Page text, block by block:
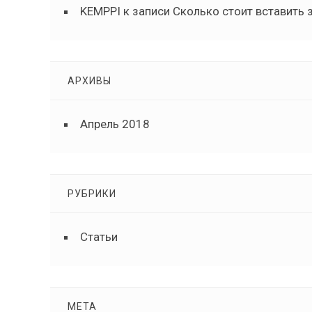
KEMPPI к записи Сколько стоит вставить
АРХИВЫ
Апрель 2018
РУБРИКИ
Статьи
МЕТА